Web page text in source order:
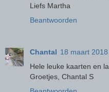
Liefs Martha
Beantwoorden
Chantal 18 maart
Hele leuke kaarten en
Groetjes, Chantal S